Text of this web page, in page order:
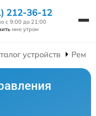
212-36-12
с 9:00 до 21:00
мне утром
устройств